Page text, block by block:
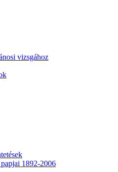
vizsgához
1892-2006